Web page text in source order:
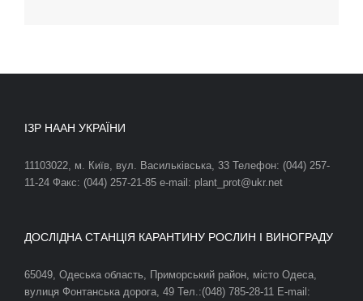
ІЗР НААН УКРАЇНИ
11103022, м. Київ, вул. Васильківська, 33 Телефон: (044) 257-
11-24 Факс: (044) 257-21-85 e-mail: plant_prot@ukr.net
ДОСЛІДНА СТАНЦІЯ КАРАНТИНУ РОСЛИН І ВИНОГРАДУ
65049, Одеська область, Приморський район, місто Одеса,
вулиця Фонтанська дорога, 49 Тел.:(048) 785-28-11 E-mail: